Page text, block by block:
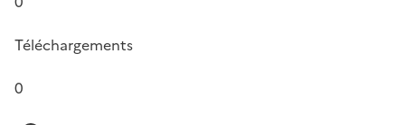
Téléchargements
0